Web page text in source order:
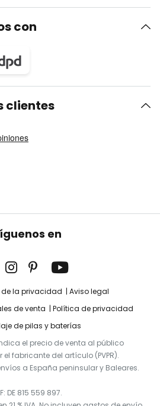
con
clientes
en
la privacidad
Aviso legal
de venta
Política de privacidad
de pilas y baterías
el precio de venta al público
fabricante del artículo (PVPR).
a España peninsular y Baleares.
DE 815 559 897.